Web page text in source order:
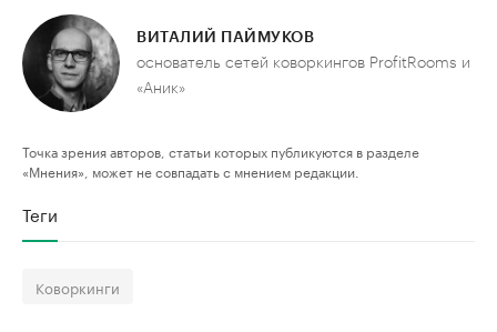
ВИТАЛИЙ ПАЙМУКОВ
основатель сетей коворкингов ProfitRooms и
«Аник»
Точка зрения авторов, статьи которых публикуются в разделе
«Мнения», может не совпадать с мнением редакции.
Теги
Коворкинги